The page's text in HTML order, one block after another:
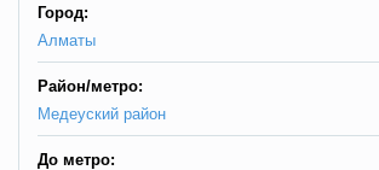
Город:
Алматы
Район/метро:
Медеуский район
До метро: